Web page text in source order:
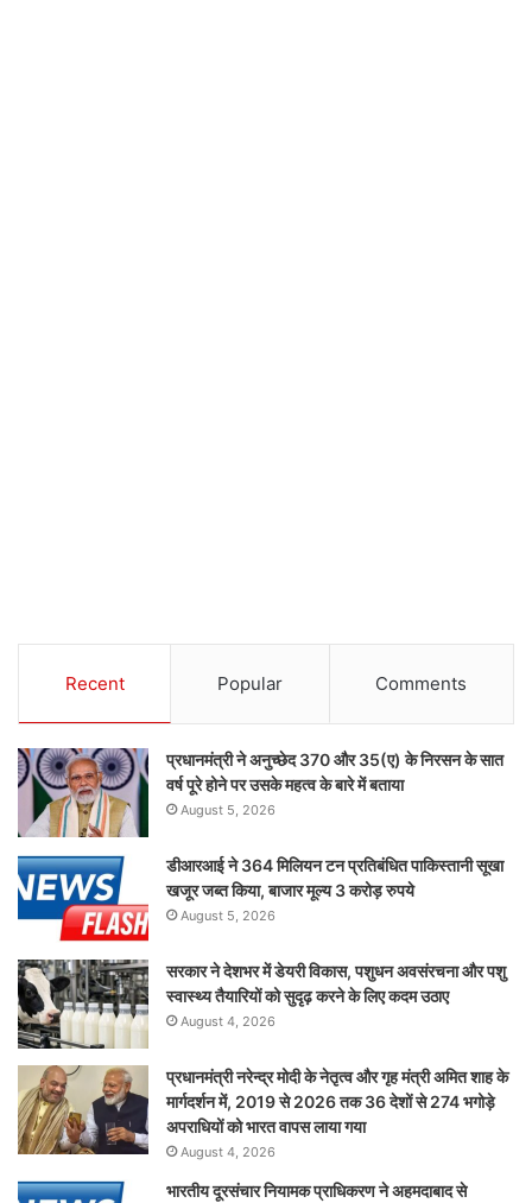
Recent Popular Comments
प्रधानमंत्री ने अनुच्छेद 370 और 35(ए) के निरसन के सात
वर्ष पूरे होने पर उसके महत्व के बारे में बताया
August 5, 2026
डीआरआई ने 364 मिलियन टन प्रतिबंधित पाकिस्तानी सूखा
खजूर जब्त किया, बाजार मूल्य 3 करोड़ रुपये
August 5, 2026
सरकार ने देशभर में डेयरी विकास, पशुधन अवसंरचना और पशु
स्वास्थ्य तैयारियों को सुदृढ़ करने के लिए कदम उठाए
August 4, 2026
प्रधानमंत्री नरेन्द्र मोदी के नेतृत्व और गृह मंत्री अमित शाह के
मार्गदर्शन में, 2019 से 2026 तक 36 देशों से 274 भगोड़े
अपराधियों को भारत वापस लाया गया
August 4, 2026
भारतीय दूरसंचार नियामक प्राधिकरण ने अहमदाबाद से